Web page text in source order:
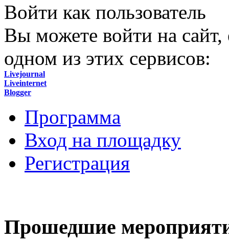
Войти как пользователь
Вы можете войти на сайт,
одном из этих сервисов:
Livejournal
Liveinternet
Blogger
Программа
Вход на площадку
Регистрация
Прошедшие